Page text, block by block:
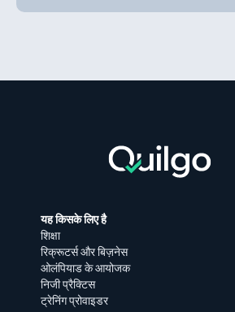
यह किसके लिए है
शिक्षा
रिक्रूटर्स और बिज़नेस
ओलंपियाड के आयोजक
निजी प्रैक्टिस
ट्रेनिंग प्रोवाइडर